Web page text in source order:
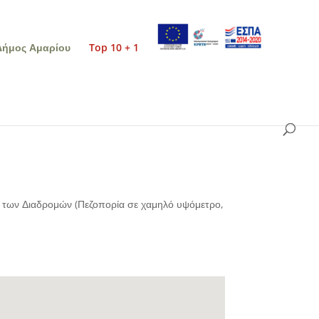
Αμαρίου Top 10 + 1
των Διαδρομών (Πεζοπορία σε χαμηλό υψόμετρο,